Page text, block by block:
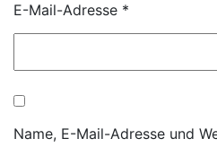
E-Mail-Adresse *
Name, E-Mail-Adresse und